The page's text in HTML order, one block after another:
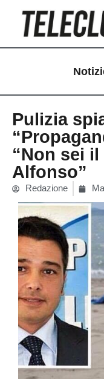
contenuto
Pulizia
“Non sei
Alfonso”
Redazione